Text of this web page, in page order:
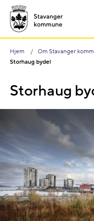
Hjem Om Stavanger
Storhaug bydel
Storhaug